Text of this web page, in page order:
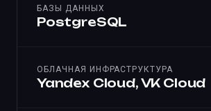
БАЗЫ ДАННЫХ
PostgreSQL
ОБЛАЧНАЯ ИНФРАСТРУКТУРА
Yandex Cloud, VK Cloud